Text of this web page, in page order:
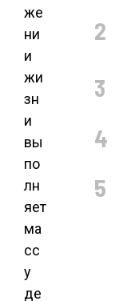
же
ни
и
жи
зн
и
вы
по
лн
яет
ма
сс
у
де